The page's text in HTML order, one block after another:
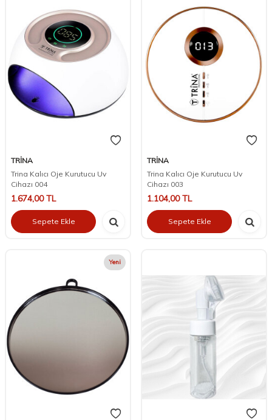
TRİNA
Trina Kalıcı Oje Kurutucu Uv
Cihazı 004
1.674,00TL
Sepete Ekle
TRİNA
Trina Kalıcı Oje Kurutucu Uv
Cihazı 003
1.104,00TL
Sepete Ekle
Yeni